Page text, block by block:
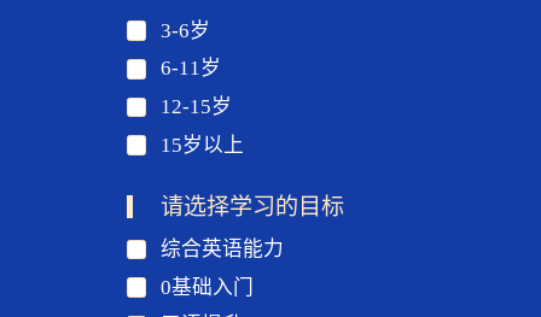
3-6岁
6-11岁
12-15岁
15岁以上
请选择学习的目标
综合英语能力
0基础入门